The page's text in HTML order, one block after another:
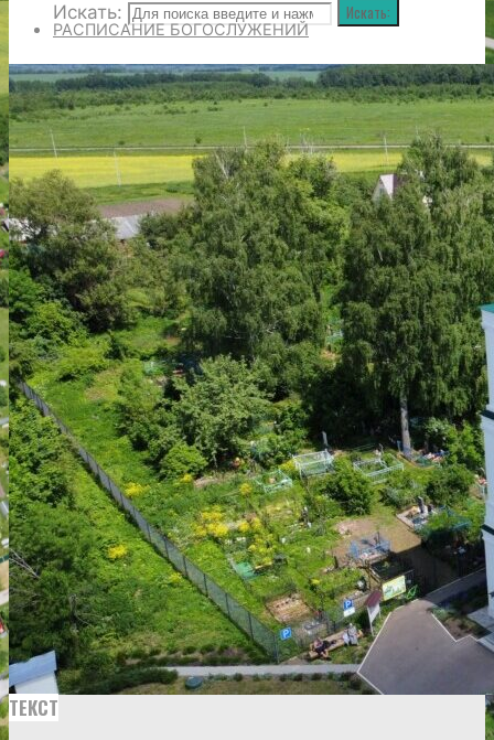
Искать: Искать:
РАСПИСАНИЕ БОГОСЛУЖЕНИЙ
ИСТОРИЯ
АРХИТЕКТУРА
ВОССТАНОВЛЕНИЕ ХРАМА
НАШ ПРИХОД
ВИДЕОМАТЕРИАЛЫ
ДУХОВЕНСТВО
РАСПИСАНИЕ БОГОСЛУЖЕНИЙ
ИСКАТЬ:
Искать: Искать:
ТЕКСТ